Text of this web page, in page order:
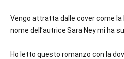
Vengo attratta dalle cover come la
nome dell’autrice Sara Ney mi ha
Ho letto questo romanzo con la